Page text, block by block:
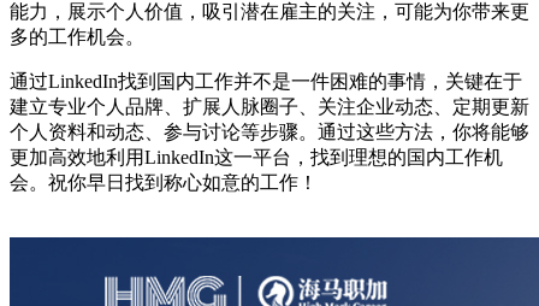
能力，展示个人价值，吸引潜在雇主的关注，可能为你带来更
多的工作机会。
通过LinkedIn找到国内工作并不是一件困难的事情，关键在于
建立专业个人品牌、扩展人脉圈子、关注企业动态、定期更新
个人资料和动态、参与讨论等步骤。通过这些方法，你将能够
更加高效地利用LinkedIn这一平台，找到理想的国内工作机
会。祝你早日找到称心如意的工作！